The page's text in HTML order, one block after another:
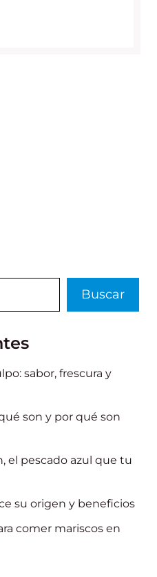
Buscar
sabor, frescura y
son y por qué son
el pescado azul que tu
su origen y beneficios
comer mariscos en